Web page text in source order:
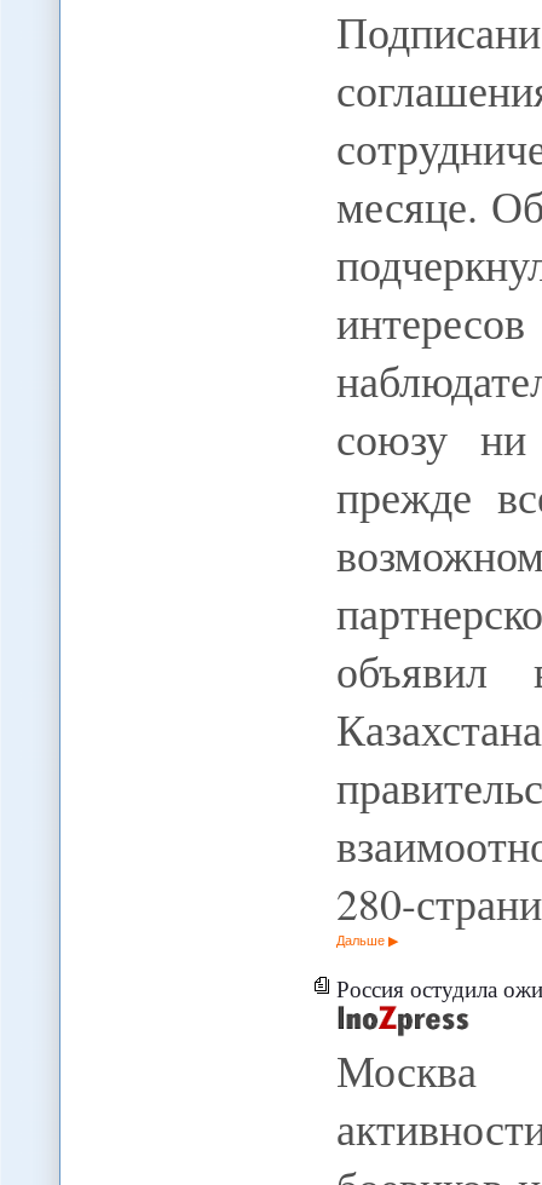
месяце.
союзу
прежде
объявил
280-
Дальше
Россия остудила
Москва